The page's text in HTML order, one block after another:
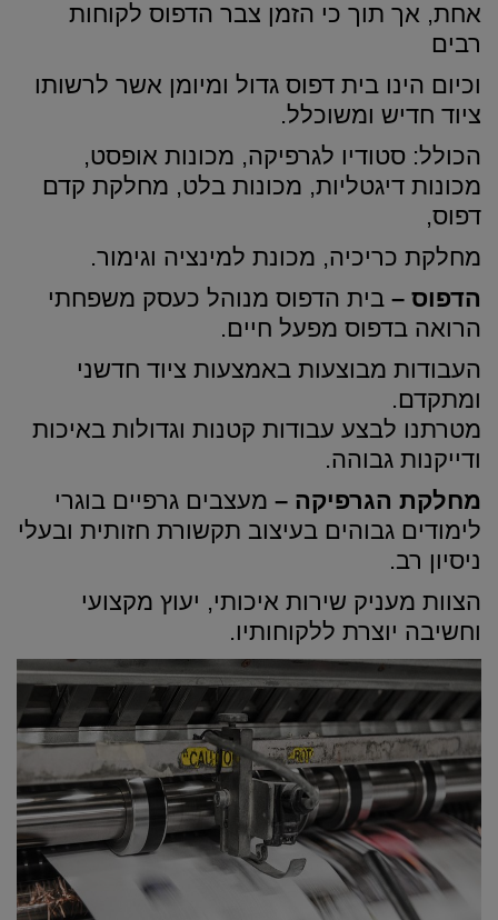
אחת, אך תוך כי הזמן צבר הדפוס לקוחות
רבים
וכיום הינו בית דפוס גדול ומיומן אשר לרשותו
ציוד חדיש ומשוכלל.
הכולל: סטודיו לגרפיקה, מכונות אופסט,
מכונות דיגטליות, מכונות בלט, מחלקת קדם
דפוס,
מחלקת כריכיה, מכונת למינציה וגימור.
הדפוס – בית הדפוס מנוהל כעסק משפחתי
הרואה בדפוס מפעל חיים.
העבודות מבוצעות באמצעות ציוד חדשני
ומתקדם.
מטרתנו לבצע עבודות קטנות וגדולות באיכות
ודייקנות גבוהה.
מחלקת הגרפיקה – מעצבים גרפיים בוגרי
לימודים גבוהים בעיצוב תקשורת חזותית ובעלי
ניסיון רב.
הצוות מעניק שירות איכותי, יעוץ מקצועי
וחשיבה יוצרת ללקוחותיו.